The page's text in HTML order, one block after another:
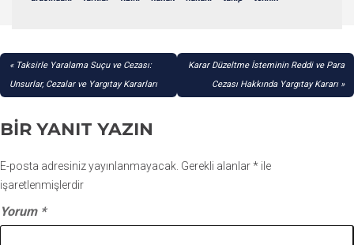
YAZI
GEZINMESI
Taksirle Yaralama Suçu ve Cezası:
Unsurlar, Cezalar ve Yargıtay Kararları
Karar Düzeltme İsteminin Reddi ve Para
Cezası Hakkında Yargıtay Kararı
BIR YANIT YAZIN
E-posta adresiniz yayınlanmayacak. Gerekli alanlar* ile
işaretlenmişlerdir
Yorum *